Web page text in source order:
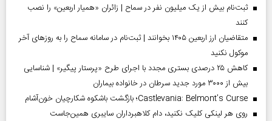
ثبت‌نام بیش از یک میلیون نفر در سماح | زائران «همیار اربعین» را نصب
کنند
متقاضیان ارز اربعین ۱۴۰۵ بخوانند | ثبت‌نام در سامانه سماح را به روز‌های آخر
موکول نکنید
کاهش ۲۵ درصدی بستری مجدد با اجرای طرح «پرستار پیگیر» | شناسایی
بیش از ۳۰۰۰ مورد جدید سرطان در خانواده بیماران
Castlevania: Belmont’s Curse؛ بازگشت باشکوه شکارچیان خون‌آشام
روی هر لینکی کلیک نکنید، دام کلاهبرداران سایبری همین‌جاست